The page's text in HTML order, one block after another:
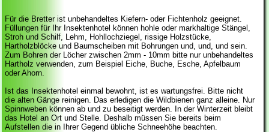
Für die Bretter ist unbehandeltes Kiefern- oder Fichtenholz geeignet.
Füllungen für Ihr Insektenhotel können hohle oder markhaltige Stängel,
Stroh und Schilf, Lehm, Hohllochziegel, rissige Holzstücke,
Hartholzblöcke und Baumscheiben mit Bohrungen und, und, und sein.
Zum Bohren der Löcher zwischen 2mm - 10mm bitte nur unbehandeltes
Hartholz verwenden, zum Beispiel Eiche, Buche, Esche, Apfelbaum
oder Ahorn.
Ist das Insektenhotel einmal bewohnt, ist es wartungsfrei. Bitte nicht
die alten Gänge reinigen. Das erledigen die Wildbienen ganz alleine. Nur
Spinnweben können ab und zu beseitigt werden. In der Winterzeit bleibt
das Hotel an Ort und Stelle. Deshalb müssen Sie bereits beim
Aufstellen die in Ihrer Gegend übliche Schneehöhe beachten.